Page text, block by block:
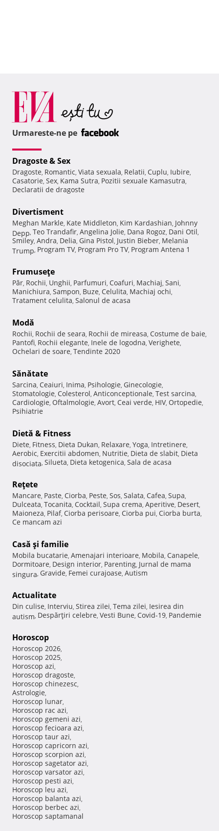
Urmareste-ne pe
Dragoste & Sex
Dragoste, Romantic, Viata sexuala, Relatii, Cuplu, Iubire,
Casatorie, Sex, Kama Sutra, Pozitii sexuale Kamasutra,
Declaratii de dragoste
Divertisment
Meghan Markle, Kate Middleton, Kim Kardashian, Johnny
Depp, Teo Trandafir, Angelina Jolie, Dana Rogoz, Dani Otil,
Smiley, Andra, Delia, Gina Pistol, Justin Bieber, Melania
Trump, Program TV, Program Pro TV, Program Antena 1
Frumuseţe
Păr, Rochii, Unghii, Parfumuri, Coafuri, Machiaj, Sani,
Manichiura, Sampon, Buze, Celulita, Machiaj ochi,
Tratament celulita, Salonul de acasa
Modă
Rochii, Rochii de seara, Rochii de mireasa, Costume de baie,
Pantofi, Rochii elegante, Inele de logodna, Verighete,
Ochelari de soare, Tendinte 2020
Sănătate
Sarcina, Ceaiuri, Inima, Psihologie, Ginecologie,
Stomatologie, Colesterol, Anticonceptionale, Test sarcina,
Cardiologie, Oftalmologie, Avort, Ceai verde, HIV, Ortopedie,
Psihiatrie
Dietă & Fitness
Diete, Fitness, Dieta Dukan, Relaxare, Yoga, Intretinere,
Aerobic, Exercitii abdomen, Nutritie, Dieta de slabit, Dieta
disociata, Silueta, Dieta ketogenica, Sala de acasa
Reţete
Mancare, Paste, Ciorba, Peste, Sos, Salata, Cafea, Supa,
Dulceata, Tocanita, Cocktail, Supa crema, Aperitive, Desert,
Maioneza, Pilaf, Ciorba perisoare, Ciorba pui, Ciorba burta,
Ce mancam azi
Casă şi familie
Mobila bucatarie, Amenajari interioare, Mobila, Canapele,
Dormitoare, Design interior, Parenting, Jurnal de mama
singura, Gravide, Femei curajoase, Autism
Actualitate
Din culise, Interviu, Stirea zilei, Tema zilei, Iesirea din
autism, Despărţiri celebre, Vesti Bune, Covid-19, Pandemie
Horoscop
Horoscop 2026,
Horoscop 2025,
Horoscop azi,
Horoscop dragoste,
Horoscop chinezesc,
Astrologie,
Horoscop lunar,
Horoscop rac azi,
Horoscop gemeni azi,
Horoscop fecioara azi,
Horoscop taur azi,
Horoscop capricorn azi,
Horoscop scorpion azi,
Horoscop sagetator azi,
Horoscop varsator azi,
Horoscop pesti azi,
Horoscop leu azi,
Horoscop balanta azi,
Horoscop berbec azi,
Horoscop saptamanal